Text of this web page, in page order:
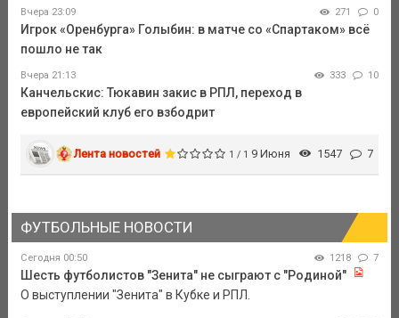
Вчера 23:09 271 0
Игрок «Оренбурга» Голыбин: в матче со «Спартаком» всё
пошло не так
Вчера 21:13 333 10
Канчельскис: Тюкавин закис в РПЛ, переход в
европейский клуб его взбодрит
Лента новостей 1 / 1 9 Июня 1547 7
ФУТБОЛЬНЫЕ НОВОСТИ
Сегодня 00:50 1218 7
Шесть футболистов "Зенита" не сыграют с "Родиной"
О выступлении "Зенита" в Кубке и РПЛ.